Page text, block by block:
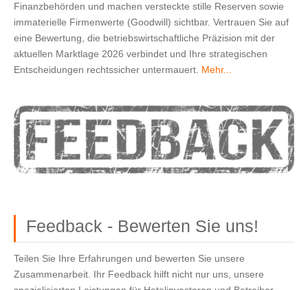
Finanzbehörden und machen versteckte stille Reserven sowie
immaterielle Firmenwerte (Goodwill) sichtbar. Vertrauen Sie auf
eine Bewertung, die betriebswirtschaftliche Präzision mit der
aktuellen Marktlage 2026 verbindet und Ihre strategischen
Entscheidungen rechtssicher untermauert. Mehr...
Feedback - Bewerten Sie uns!
Teilen Sie Ihre Erfahrungen und bewerten Sie unsere
Zusammenarbeit. Ihr Feedback hilft nicht nur uns, unsere